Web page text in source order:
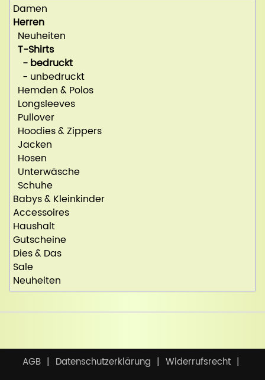
Damen
Herren
Neuheiten
T-Shirts
- bedruckt
- unbedruckt
Hemden & Polos
Longsleeves
Pullover
Hoodies & Zippers
Jacken
Hosen
Unterwäsche
Schuhe
Babys & Kleinkinder
Accessoires
Haushalt
Gutscheine
Dies & Das
Sale
Neuheiten
AGB Datenschutzerklärung
Widerrufsrecht